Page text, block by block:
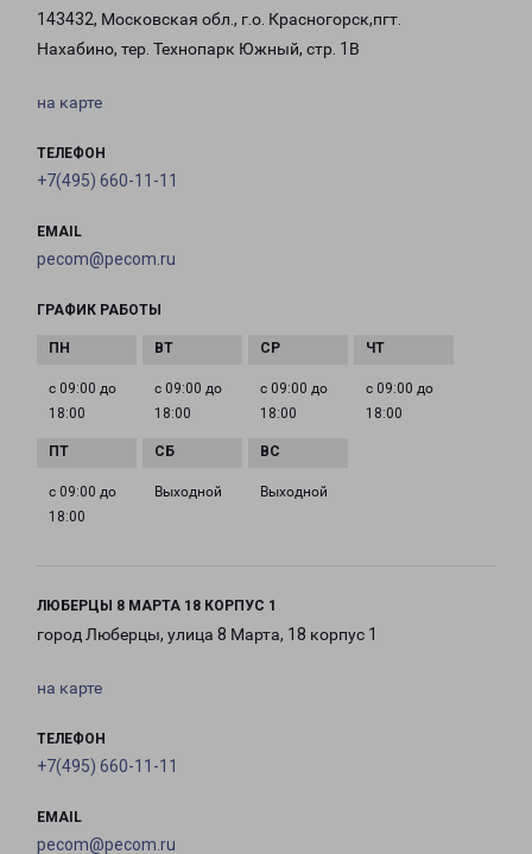
143432, Московская обл., г.о. Красногорск,пгт.
Нахабино, тер. Технопарк Южный, стр. 1В
на карте
ТЕЛЕФОН
+7(495) 660-11-11
EMAIL
pecom@pecom.ru
ГРАФИК РАБОТЫ
с 09:00 до
18:00
с 09:00 до
18:00
с 09:00 до
18:00
с 09:00 до
18:00
с 09:00 до
18:00
Выходной Выходной
ЛЮБЕРЦЫ 8 МАРТА 18 КОРПУС 1
город Люберцы, улица 8 Марта, 18 корпус 1
на карте
ТЕЛЕФОН
+7(495) 660-11-11
EMAIL
pecom@pecom.ru